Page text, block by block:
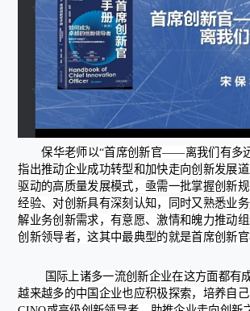
保华老师以“首席创新官——离我们有多
指出推动企业成功转型和加快走向创新发展
驱动的高质量发展模式，亟需一批掌握创新
经验、对创新具有深刻认知，同时又熟悉业
解业务创新需求，有意愿、激情和魄力推动
创新领导者，这其中最典型的就是首席创新官
国际上诸多一流创新企业在这方面都有
越来越多的中国企业也应积极探索，培养自